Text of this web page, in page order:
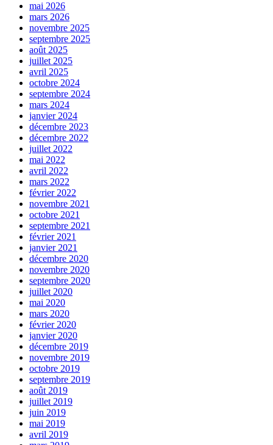
mai 2026
mars 2026
novembre 2025
septembre 2025
août 2025
juillet 2025
avril 2025
octobre 2024
septembre 2024
mars 2024
janvier 2024
décembre 2023
décembre 2022
juillet 2022
mai 2022
avril 2022
mars 2022
février 2022
novembre 2021
octobre 2021
septembre 2021
février 2021
janvier 2021
décembre 2020
novembre 2020
septembre 2020
juillet 2020
mai 2020
mars 2020
février 2020
janvier 2020
décembre 2019
novembre 2019
octobre 2019
septembre 2019
août 2019
juillet 2019
juin 2019
mai 2019
avril 2019